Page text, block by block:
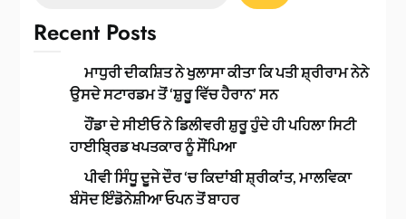
Recent Posts
ਮਾਧੁਰੀ ਦੀਕਸ਼ਿਤ ਨੇ ਖੁਲਾਸਾ ਕੀਤਾ ਕਿ ਪਤੀ ਸ਼੍ਰੀਰਾਮ ਨੇਨੇ
ਉਸਦੇ ਸਟਾਰਡਮ ਤੋਂ ‘ਸ਼ੁਰੂ ਵਿੱਚ ਹੈਰਾਨ’ ਸਨ
ਹੌਂਡਾ ਦੇ ਸੀਈਓ ਨੇ ਡਿਲੀਵਰੀ ਸ਼ੁਰੂ ਹੁੰਦੇ ਹੀ ਪਹਿਲਾ ਸਿਟੀ
ਹਾਈਬ੍ਰਿਡ ਖਪਤਕਾਰ ਨੂੰ ਸੌਂਪਿਆ
ਪੀਵੀ ਸਿੰਧੂ ਦੂਜੇ ਦੌਰ ‘ਚ ਕਿਦਾਂਬੀ ਸ਼੍ਰੀਕਾਂਤ, ਮਾਲਵਿਕਾ
ਬੰਸੋਦ ਇੰਡੋਨੇਸ਼ੀਆ ਓਪਨ ਤੋਂ ਬਾਹਰ